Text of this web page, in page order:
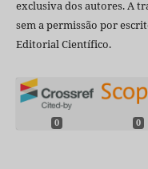
exclusiva dos autores. A
sem a permissão por
Editorial Científico.
0 0